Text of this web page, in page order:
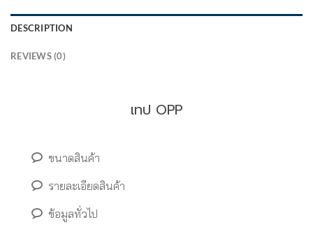
DESCRIPTION
REVIEWS (0)
เทป OPP
ขนาดสินค้า
รายละเอียดสินค้า
ข้อมูลทั่วไป